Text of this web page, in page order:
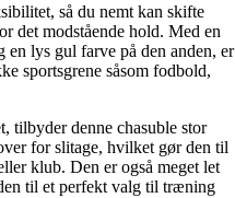
så du nemt kan skifte
det modstående hold. Med en
en lys gul farve på den anden, er
sportsgrene såsom fodbold,
tilbyder denne chasuble stor
for slitage, hvilket gør den til
klub. Den er også meget let
til et perfekt valg til træning